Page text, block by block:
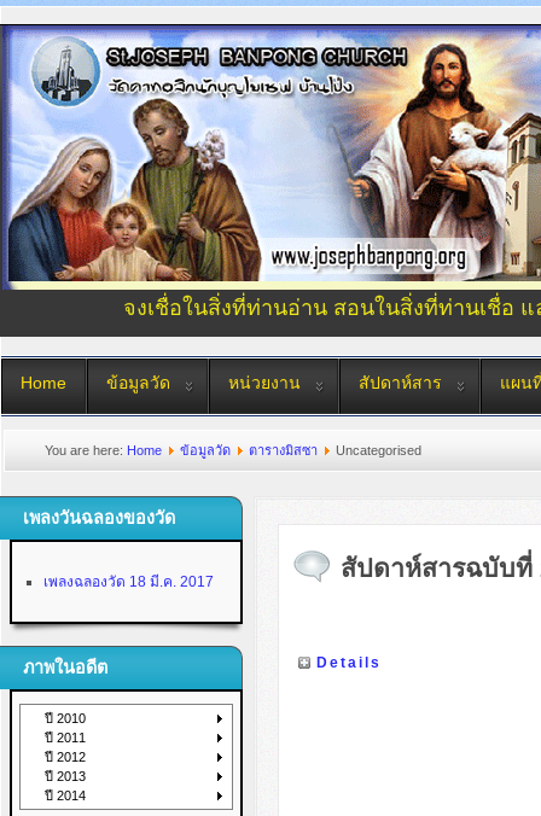
จงเชื่อในสิ่งที่ท่านอ่าน สอนในสิ่งที่ท่านเชื่อ
Home ข้อมูลวัด หน่วยงาน สัปดาห์สาร แผน
You are here: Home ข้อมูลวัด ตารางมิสซา Uncategorised
เพลงวันฉลองของวัด
เพลงฉลองวัด 18 มี.ค. 2017
ภาพในอดีต
ปี 2010
ปี 2011
ปี 2012
ปี 2013
ปี 2014
สัปดาห์สารฉบับที่
Details